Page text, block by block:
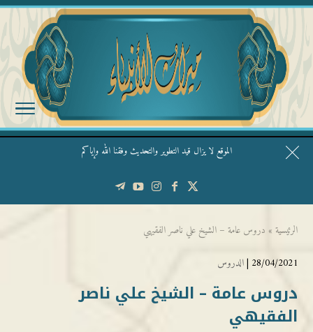
الموقع لا يزال قيد التطوير والتحديث وفقنا الله وإياكم
قال الشيخ ربيع وفقه الله: نحن ليس عندنا تقديس الأشخاص
الرئيسية » دروس عامة – الشيخ علي ناصر الفقيهي
28/04/2021 | الدروس
دروس عامة – الشيخ علي ناصر
الفقيهي